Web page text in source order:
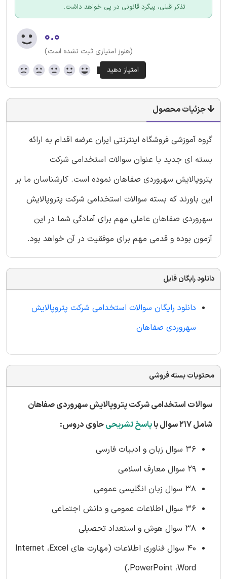
تذکر قبلی، پیگرد قانونی در پی خواهد داشت.
۰.۰
(هنوز امتیازی ثبت نشده است)
جزئیات محصول
گروه آموزشی فروشگاه اینترنتی ایران عرضه اقدام به ارائه
بسته ای جدید با عنوان سوالات استخدامی شرکت
پتروپالایش سهروردی صفاهان نموده است. کارشناسان ما بر
این باورند که بسته سوالات استخدامی شرکت پتروپالایش
سهروردی صفاهان عاملی مهم برای آمادگی شما در این
آزمون بوده و قدمی مهم برای موفقیت در آن خواهد بود.
دانلود رایگان فایل
دانلود رایگان سوالات استخدامی شرکت پتروپالایش
سهروردی صفاهان
محتویات بسته فروشی
سوالات استخدامی شرکت پتروپالایش سهروردی صفاهان
شامل 217 سوال با
پاسخ تشریحیحاوی دروس:
36 سوال زبان و ادبیات فارسی
29 سوال معارف اسلامی
38 سوال زبان انگلیسی عمومی
36 سوال اطلاعات عمومی و دانش اجتماعی
38 سوال هوش و استعداد تحصیلی
40 سوال فناوری اطلاعات (مهارت های Internet ،Excel
،PowerPoint ،Word)